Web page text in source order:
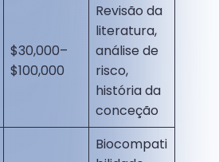
$30,000–
$100,000
Revisão da
literatura,
análise de
risco,
história da
conceção
Biocompati